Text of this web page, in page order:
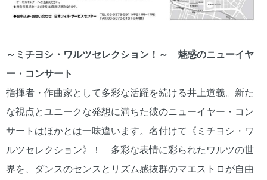
～ミチヨシ・ワルツセレクション！～ 魅惑のニューイヤ
ー・コンサート
指揮者・作曲家として多彩な活躍を続ける井上道義。新た
な視点とユニークな発想に満ちた彼のニューイヤー・コン
サートはほかとは一味違います。名付けて《ミチヨシ・ワ
ルツセレクション》！ 多彩な表情に彩られたワルツの世
界を、ダンスのセンスとリズム感抜群のマエストロが自由